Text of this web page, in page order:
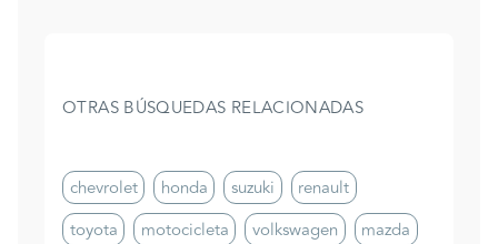
OTRAS BÚSQUEDAS RELACIONADAS
chevrolet honda suzuki
renault
toyota
motocicleta volkswagen
mazda